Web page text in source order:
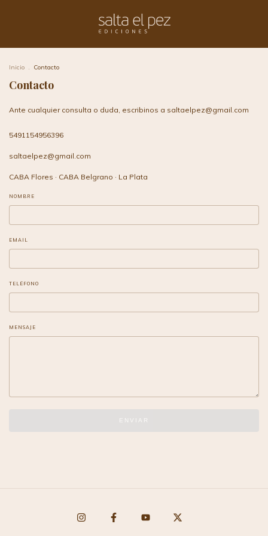
Inicio . Contacto
Contacto
Ante cualquier consulta o duda, escribinos a saltaelpez@gmail.com
5491154956396
saltaelpez@gmail.com
CABA Flores · CABA Belgrano · La Plata
NOMBRE
EMAIL
TELÉFONO
MENSAJE
ENVIAR